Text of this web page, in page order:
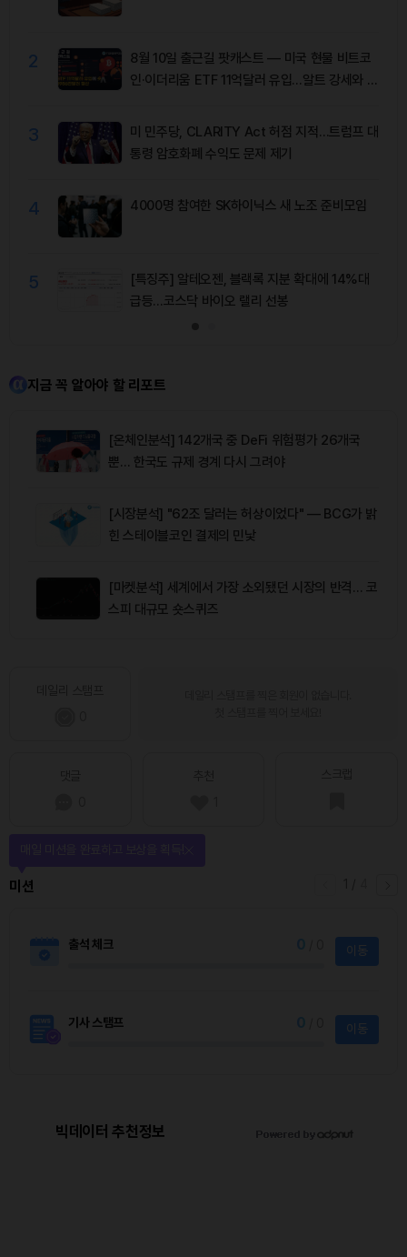
2
8월 10일 출근길 팟캐스트 — 미국 현물 비트코
인·이더리움 ETF 11억달러 유입…알트 강세와 숏
3
미 민주당, CLARITY Act 허점 지적…트럼프 대
통령 암호화폐 수익도 문제 제기
4 4000명 참여한 SK하이닉스 새 노조 준비모임
5
[특징주] 알테오젠, 블랙록 지분 확대에 14%대
급등…코스닥 바이오 랠리 선봉
지금 꼭 알아야 할 리포트
[온체인분석] 142개국 중 DeFi 위험평가 26개국
뿐… 한국도 규제 경계 다시 그려야
[시장분석] "62조 달러는 허상이었다" — BCG가 밝
힌 스테이블코인 결제의 민낯
[마켓분석] 세계에서 가장 소외됐던 시장의 반격… 코
스피 대규모 숏스퀴즈
미션
출석 체크 0 이동
기사 스탬프 0 이동
빅데이터 추천정보